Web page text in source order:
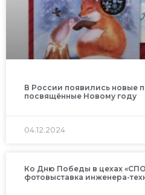
В России появились новые
посвящённые Новому году
04.12.2024
Ко Дню Победы в цехах «СПО
фотовыставка инженера-